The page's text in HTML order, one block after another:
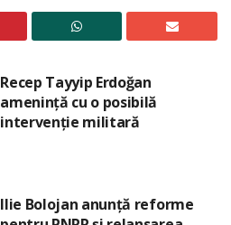
Recep Tayyip Erdoğan
amenință cu o posibilă
intervenție militară
Ilie Bolojan anunță reforme